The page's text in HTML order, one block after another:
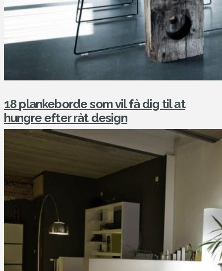
18 plankeborde som vil få dig til at
hungre efter råt design